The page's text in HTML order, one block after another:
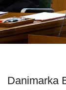
Danimarka